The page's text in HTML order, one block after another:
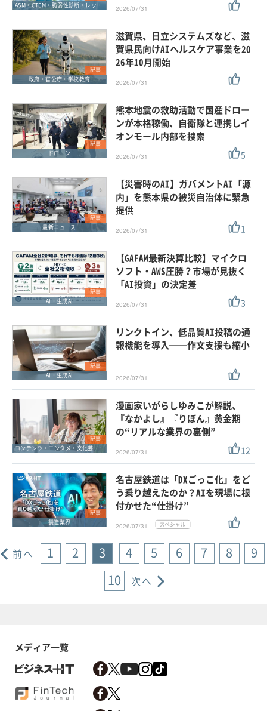
ASM・CTEM・脆弱性診断・レッドチーム
2026/07/31
記事
政府・官公庁・学校教育
滋賀県、日立システムズなど、滋
賀県民向けAIヘルスケア事業を20
26年10月開始
2026/07/31
記事
ドローン
熊本地震の救助活動で国産ドロー
ンが本格稼働、自衛隊と連携しイ
オンモール内部を捜索
2026/07/31 5
記事
最新ニュース
【災害時のAI】ガバメントAI「源
内」を熊本県の被災自治体に緊急
提供
2026/07/31 1
記事
AI・生成AI
【GAFAM最新決算比較】マイクロ
ソフト・AWS圧勝？市場が見抜く
「AI投資」の決定差
2026/07/31 3
記事
AI・生成AI
リンクトイン、低品質AI投稿の通
報機能を導入──作文支援も縮小
2026/07/31
記事
コンテンツ・エンタメ・文化芸能・スポーツ
漫画家いがらしゆみこが解説、
『なかよし』『りぼん』黄金期
の“リアルな業界の裏側”
2026/07/31 12
記事
製造業界
名古屋鉄道は「DXごっこ化」をど
う乗り越えたのか？AIを現場に根
付かせた“仕掛け”
2026/07/31
前へ 1 2 3 4 5 6 7 8
9
10
次へ
メディア一覧